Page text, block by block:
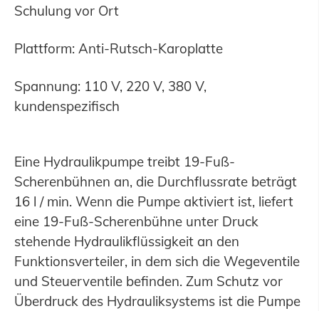
Schulung vor Ort
Plattform: Anti-Rutsch-Karoplatte
Spannung: 110 V, 220 V, 380 V,
kundenspezifisch
Eine Hydraulikpumpe treibt 19-Fuß-
Scherenbühnen an, die Durchflussrate beträgt
16 l / min. Wenn die Pumpe aktiviert ist, liefert
eine 19-Fuß-Scherenbühne unter Druck
stehende Hydraulikflüssigkeit an den
Funktionsverteiler, in dem sich die Wegeventile
und Steuerventile befinden. Zum Schutz vor
Überdruck des Hydrauliksystems ist die Pumpe